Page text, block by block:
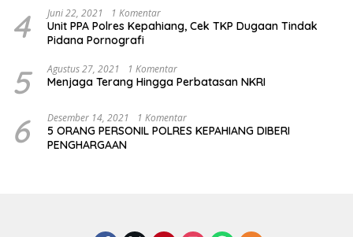
4 Juni 22, 2021 1 Komentar
Unit PPA Polres Kepahiang, Cek TKP Dugaan Tindak
Pidana Pornografi
5 Agustus 27, 2021 1 Komentar
Menjaga Terang Hingga Perbatasan NKRI
6 Desember 14, 2021 1 Komentar
5 ORANG PERSONIL POLRES KEPAHIANG DIBERI
PENGHARGAAN